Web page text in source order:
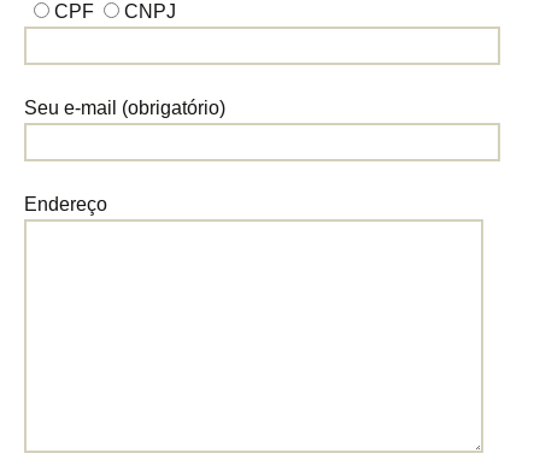
CPF
CNPJ
Seu e-mail (obrigatório)
Endereço